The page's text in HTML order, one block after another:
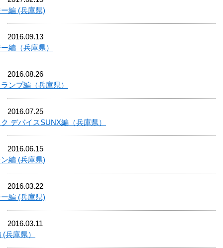
編 (兵庫県)
2016.09.13
編（兵庫県）
2016.08.26
ンプ編（兵庫県）
2016.07.25
デバイスSUNX編（兵庫県）
2016.06.15
編 (兵庫県)
2016.03.22
編 (兵庫県)
2016.03.11
兵庫県）